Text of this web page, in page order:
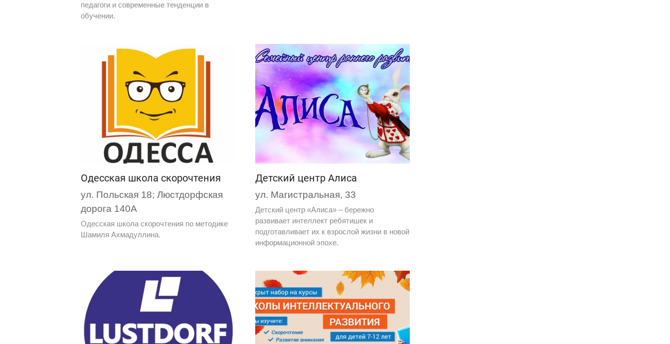
педагоги и современные тенденции в
обучении.
Одесская школа скорочтения
ул. Польская 18; Люстдорфская
дорога 140А
Одесская школа скорочтения по методике
Шамиля Ахмадуллина.
Детский центр Алиса
ул. Магистральная, 33
Детский центр «Алиса» – бережно
развивает интеллект ребятишек и
подготавливает их к взрослой жизни в новой
информационной эпохе.